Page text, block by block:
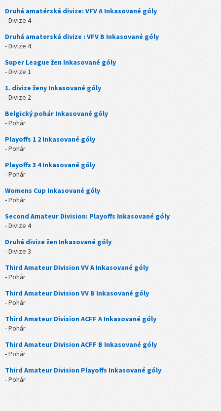
Druhá amatérská divize: VFV A Inkasované góly
- Divize 4
Druhá amaterská divize : VFV B Inkasované góly
- Divize 4
Super League žen Inkasované góly
- Divize 1
1. divize ženy Inkasované góly
- Divize 2
Belgický pohár Inkasované góly
- Pohár
Playoffs 1 2 Inkasované góly
- Pohár
Playoffs 3 4 Inkasované góly
- Pohár
Womens Cup Inkasované góly
- Pohár
Second Amateur Division: Playoffs Inkasované góly
- Divize 4
Druhá divize žen Inkasované góly
- Divize 3
Third Amateur Division VV A Inkasované góly
- Pohár
Third Amateur Division VV B Inkasované góly
- Pohár
Third Amateur Division ACFF A Inkasované góly
- Pohár
Third Amateur Division ACFF B Inkasované góly
- Pohár
Third Amateur Division Playoffs Inkasované góly
- Pohár